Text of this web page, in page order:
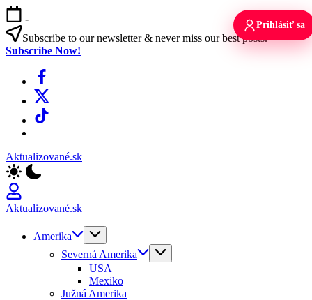
Skip
to
content
-
Subscribe to our newsletter & never miss our best posts.
Subscribe Now!
Facebook
X
TikTok
Aktualizované.sk
Aktualizované.sk
Amerika
Severná Amerika
USA
Mexiko
Južná Amerika
Prihlásiť sa